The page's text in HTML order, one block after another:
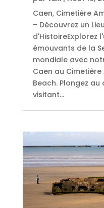
Caen, Cimetière
– Découvrez un
d'HistoireExplorez
émouvants de la
mondiale avec
Caen au
Beach. Plongez
visitant...